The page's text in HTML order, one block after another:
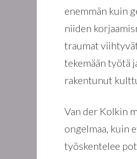
enemmän kuin
niiden
traumat
tekemään työtä
rakentunut
Van der Kolkin
ongelmaa, kuin
työskentelee